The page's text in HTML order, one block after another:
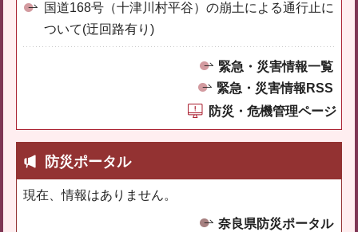
国道168号（十津川村平谷）の崩土による通行止に
ついて(迂回路有り)
緊急・災害情報一覧
緊急・災害情報RSS
防災・危機管理ページ
防災ポータル
現在、情報はありません。
奈良県防災ポータル